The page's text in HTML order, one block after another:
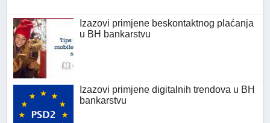
Izazovi primjene beskontaktnog plaćanja
u BH bankarstvu
Izazovi primjene digitalnih trendova u BH
bankarstvu